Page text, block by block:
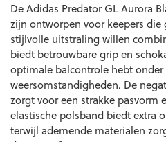
De Adidas Predator GL Aurora
zijn ontworpen voor keepers die
stijlvolle uitstraling willen
biedt betrouwbare grip en
optimale balcontrole hebt onder
weersomstandigheden. De
zorgt voor een strakke pasvorm
elastische polsband biedt extra
terwijl ademende materialen